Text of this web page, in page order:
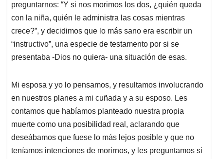
A
p
p
o
o
k
d
I
n
d
s
preguntarnos: “Y si nos morimos los dos, ¿quién queda
con la niña, quién le administra las cosas mientras
crece?”, y decidimos que lo más sano era escribir un
“instructivo”, una especie de testamento por si se
presentaba -Dios no quiera- una situación de esas.
Mi esposa y yo lo pensamos, y resultamos involucrando
en nuestros planes a mi cuñada y a su esposo. Les
contamos que habíamos planteado nuestra propia
muerte como una posibilidad real, aclarando que
deseábamos que fuese lo más lejos posible y que no
teníamos intenciones de morirnos, y les preguntamos si